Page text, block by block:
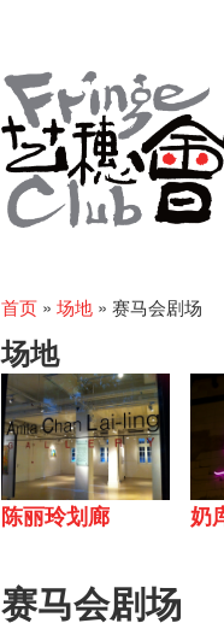
首页 » 场地 » 赛马会剧场
场地
陈丽玲划廊 奶
赛马会剧场